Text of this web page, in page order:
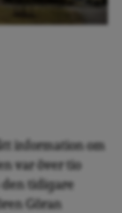
information om
var över tio
den tidigare
Göran